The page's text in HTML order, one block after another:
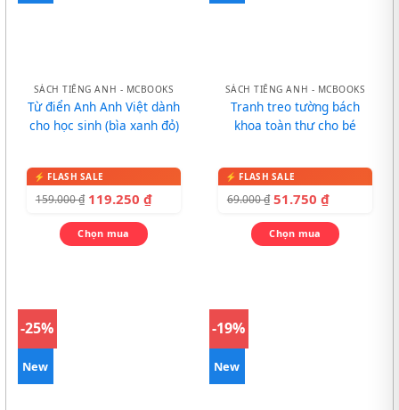
SÁCH TIẾNG ANH - MCBOOKS
Từ điển Anh Anh Việt dành
cho học sinh (bìa xanh đỏ)
159.000₫ 119.250 ₫
Chọn mua
SÁCH TIẾNG ANH - MCBOOKS
Tranh treo tường bách
khoa toàn thư cho bé
69.000₫ 51.750 ₫
Chọn mua
-25%
New
-19%
New